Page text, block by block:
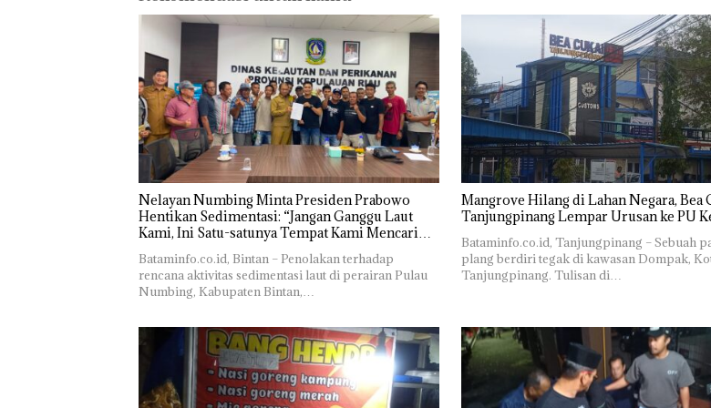
Nelayan Numbing Minta Presiden Prabowo
Hentikan Sedimentasi: “Jangan Ganggu Laut
Kami, Ini Satu-satunya Tempat Kami Mencari
Bataminfo.co.id, Bintan – Penolakan terhadap
rencana aktivitas sedimentasi laut di perairan Pulau
Numbing, Kabupaten Bintan,…
Mangrove Hilang di Lahan Negara, Bea
Tanjungpinang Lempar Urusan ke PU
Bataminfo.co.id, Tanjungpinang – Sebuah
plang berdiri tegak di kawasan Dompak,
Tanjungpinang. Tulisan di…